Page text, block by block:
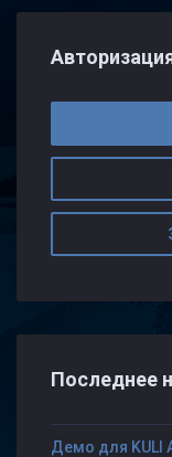
Последнее
Демо для KULI